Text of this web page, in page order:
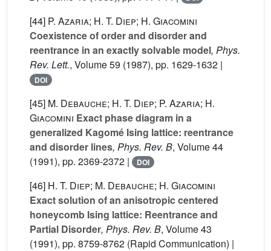
[44] P. Azaria; H. T. Diep; H. Giacomini
Coexistence of order and disorder and
reentrance in an exactly solvable model, Phys.
Rev. Lett., Volume 59 (1987), pp. 1629-1632 |
DOI
[45] M. Debauche; H. T. Diep; P. Azaria; H.
Giacomini Exact phase diagram in a
generalized Kagomé Ising lattice: reentrance
and disorder lines, Phys. Rev. B, Volume 44
(1991), pp. 2369-2372 |
DOI
[46] H. T. Diep; M. Debauche; H. Giacomini
Exact solution of an anisotropic centered
honeycomb Ising lattice: Reentrance and
Partial Disorder, Phys. Rev. B, Volume 43
(1991), pp. 8759-8762 (Rapid Communication) |